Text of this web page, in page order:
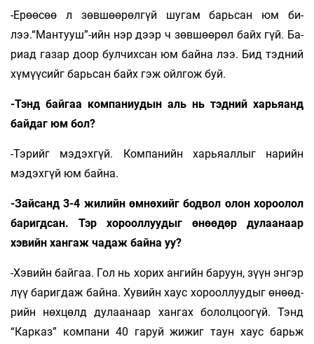
-Ерөөсөө л зөвшөөрөлгүй шугам барьсан юм би­
лээ.“Мантууш”-ийн нэр дээр ч зөвшөөрөл байх­­ гүй. Ба­
риад газар доор булчихсан юм байна лээ. Бид тэд­ний
хүмүүсийг барьсан байх гэж ойл­гож буй.
-Тэнд байгаа компаниудын аль нь тэдний харьяанд
байдаг юм бол?
-Тэрийг мэдэхгүй. Компанийн харьяаллыг нарийн
мэдэхгүй юм байна.
-Зайсанд 3-4 жилийн өмнөхийг бодвол олон хо­роолол
баригдсан. Тэр хорооллуудыг өнөөдөр ду­лаанаар
хэвийн хангаж чадаж байна уу?
-Хэвийн байгаа. Гол нь хорих ангийн баруун, зүүн энгэр
лүү баригдаж байна. Xувийн хаус хороол­луудыг өнөөд­
рийн нөхцөлд дулаанаар хангах бо­лол­цоогүй. Тэнд
“Карказ” компани 40 гаруй жи­жиг таун хаус барьж